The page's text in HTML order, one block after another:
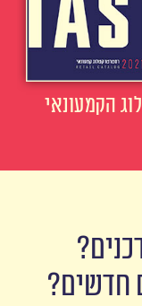
הקמעונאי
חדשים?